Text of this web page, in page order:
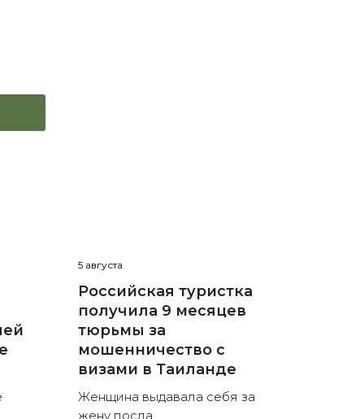
5 августа
Российская туристка
получила 9 месяцев
тюрьмы за
мошенничество с
визами в Таиланде
Женщина выдавала себя за
жену посла